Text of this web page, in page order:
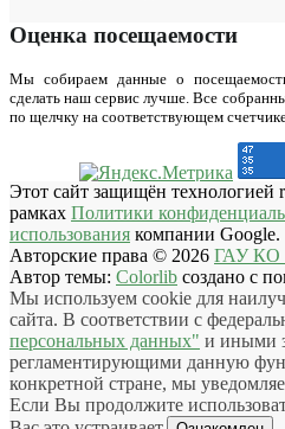
Оценка посещаемости
Мы собираем данные о
сделать наш сервис лучше. Все
по щелчку на соответствующем
Этот сайт защищён
рамках Политики
использования компании Google.
Авторские права © 2026 ГАУ КО
Автор темы: Colorlib создано с
Мы используем cookie для
сайта. В соответствии с
персональных данных" и иными
регламентирующими данную
конкретной стране, мы
Если Вы продолжите